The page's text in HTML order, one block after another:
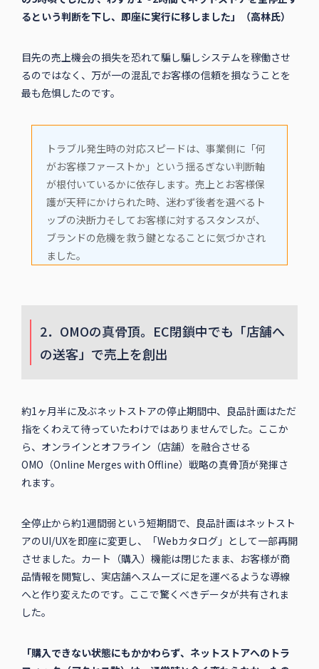
るという判断を下し、即座に実行に移しました」（高林氏）
目先の売上機会の損失を恐れて騙し騙しシステムを稼働させ
るのではなく、万が一の混乱でお客様の信頼を損なうことを
最も危惧したのです。
トラブル発生時の対応スピードは、事業側に「何
がお客様ファーストか」という揺るぎない判断軸
が根付いているかに依存します。売上とお客様保
護が天秤にかけられた時、迷わず後者を選べるト
ップの決断力そしてお客様に対するスタンスが、
ブランドの危機を救う鍵となることに気づかされ
ました。
2．OMOの真骨頂。EC閉鎖中でも「店舗へ
の送客」で売上を創出
約1ヶ月半に及ぶネットストアの停止期間中、良品計画はただ
指をくわえて待っていたわけではありませんでした。ここか
ら、オンラインとオフライン（店舗）を融合させる
OMO（Online Merges with Offline）戦略の真骨頂が発揮さ
れます。
全停止から約1週間弱という短期間で、良品計画はネットスト
アのUI/UXを即座に変更し、「Webカタログ」として一部再開
させました。カート（購入）機能は閉じたまま、お客様が商
品情報を閲覧し、実店舗へスムーズに足を運べるような導線
へと作り変えたのです。ここで驚くべきデータが共有されま
した。
「購入できない状態にもかかわらず、ネットストアへのトラ